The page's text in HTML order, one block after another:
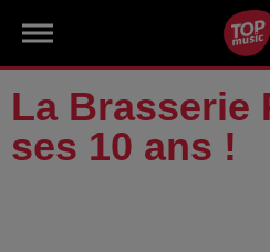
La Brasserie
ses 10 ans !